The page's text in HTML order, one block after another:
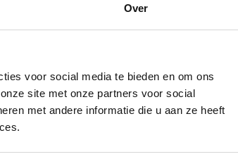
Over
voor social media te bieden en om ons
site met onze partners voor social
met andere informatie die u aan ze heeft
6